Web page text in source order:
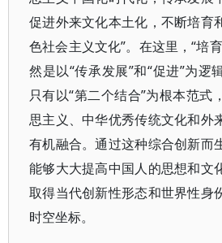
促进外来文化本土化，不断培育
色社会主义文化”。在这里，“培
然是以“传承发展”和“促进”为逻
只有以“第二个结合”为根本范式
思主义、中华优秀传统文化和外
有机融合。通过这种综合创新而
能够大大提高中国人的思想和文
取得当代创新性形态和世界性身
时空坐标。